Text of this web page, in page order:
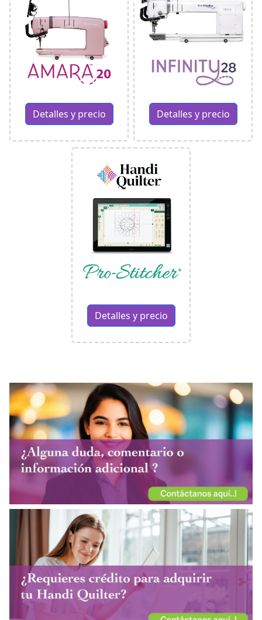
Detalles y precio Detalles y precio
Detalles y precio